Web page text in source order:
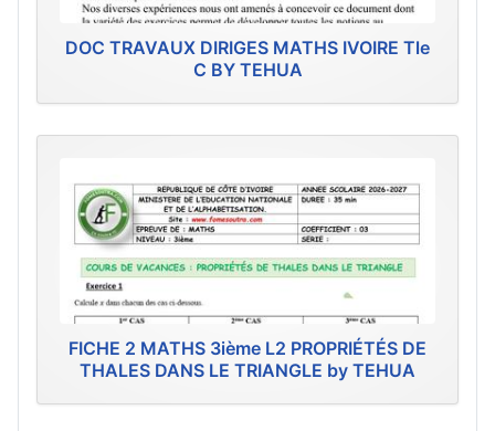
DOC TRAVAUX DIRIGES MATHS IVOIRE Tle
C BY TEHUA
FICHE 2 MATHS 3ième L2 PROPRIÉTÉS DE
THALES DANS LE TRIANGLE by TEHUA